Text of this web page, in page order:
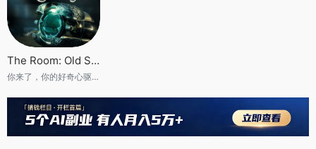
The Room: Old Sins
你来了，你的好奇心驱使你来到了这里。这里是《迷室》